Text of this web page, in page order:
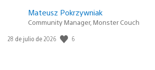
Mateusz Pokrzywniak
Community Manager, Monster Couch
Fecha
28 de julio de 2026 6